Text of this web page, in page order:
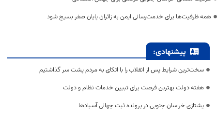
همه ظرفیت‌ها برای خدمت‌رسانی ایمن به زائران پایان صفر بسیج شود
پیشنهادی:
سخت‌ترین شرایط پس از انقلاب را با اتکای به مردم پشت سر گذاشتیم
هفته دولت بهترین فرصت برای تبیین خدمات نظام و دولت
یشتازی خراسان جنوبی در پرونده ثبت جهانی آسبادها